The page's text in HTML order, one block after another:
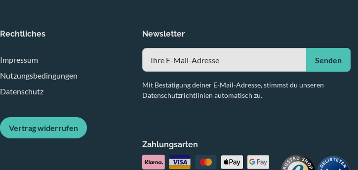
Rechtliches
Impressum
Nutzungsbedingungen
Datenschutz
Vertrag widerrufen
Newsletter
Senden
Mit Bestätigung deiner E-Mail-Adresse, stimmst du unseren
Datenschutzrichtlinien automatisch zu.
Zahlungsarten